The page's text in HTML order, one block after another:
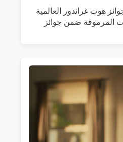
هوت غراندور العالمية
المرموقة ضمن جوائز